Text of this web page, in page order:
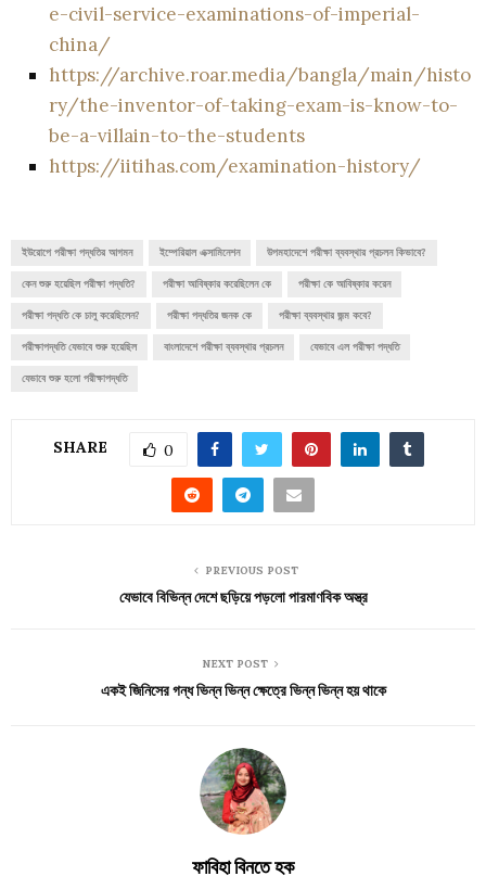
e-civil-service-examinations-of-imperial-
china/
https://archive.roar.media/bangla/main/histo
ry/the-inventor-of-taking-exam-is-know-to-
be-a-villain-to-the-students
https://iitihas.com/examination-history/
ইউরোপে পরীক্ষা পদ্ধতির আগমন ইম্পেরিয়াল এক্সামিনেশন উপমহাদেশে পরীক্ষা ব্যবস্থার প্রচলন কিভাবে?
কেন শুরু হয়েছিল পরীক্ষা পদ্ধতি? পরীক্ষা আবিষ্কার করেছিলেন কে পরীক্ষা কে আবিষ্কার করেন
পরীক্ষা পদ্ধতি কে চালু করেছিলেন? পরীক্ষা পদ্ধতির জনক কে পরীক্ষা ব্যবস্থার জন্ম কবে?
পরীক্ষাপদ্ধতি যেভাবে শুরু হয়েছিল বাংলাদেশে পরীক্ষা ব্যবস্থার প্রচলন যেভাবে এল পরীক্ষা পদ্ধতি
যেভাবে শুরু হলো পরীক্ষাপদ্ধতি
SHARE 0
PREVIOUS POST
যেভাবে বিভিন্ন দেশে ছড়িয়ে পড়লো পারমাণবিক অস্ত্র
NEXT POST
একই জিনিসের গন্ধ ভিন্ন ভিন্ন ক্ষেত্রে ভিন্ন ভিন্ন হয় থাকে
ফাবিহা বিনতে হক